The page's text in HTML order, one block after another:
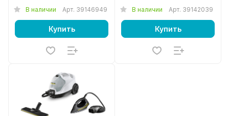
В наличии Арт. 39146949
Купить
В наличии Арт. 39142039
Купить